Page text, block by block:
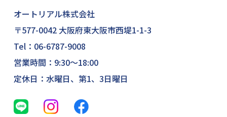
オートリアル株式会社
〒577-0042 大阪府東大阪市西堤1-1-3
Tel： 06-6787-9008
営業時間：9:30～18:00
定休日：水曜日、第1、3日曜日